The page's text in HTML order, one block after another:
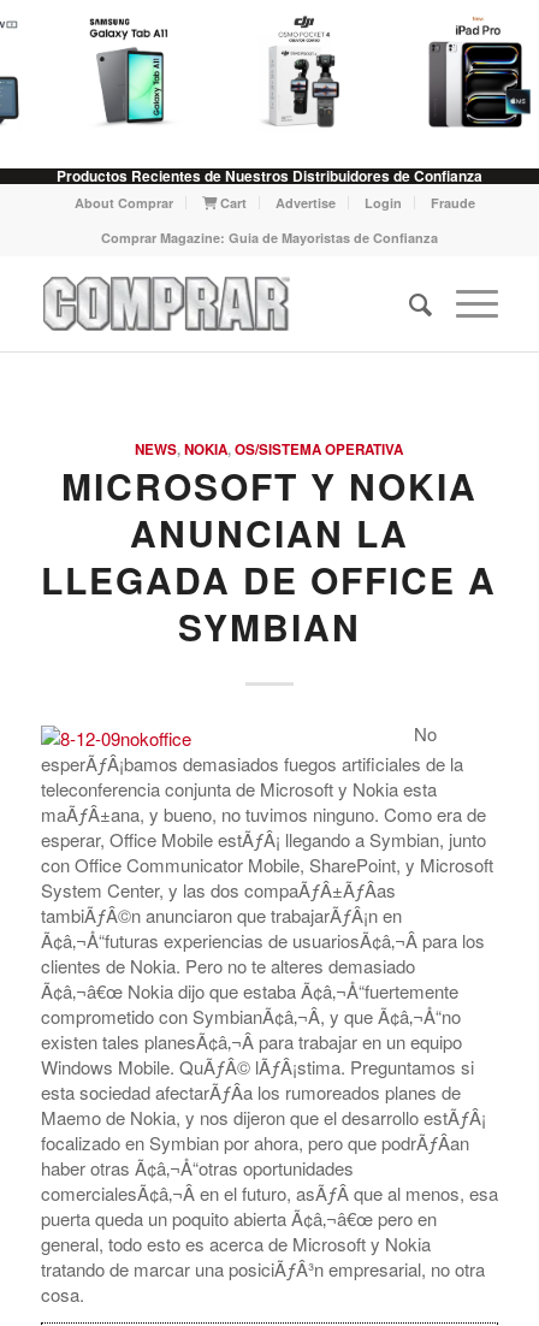
Productos Recientes de Nuestros Distribuidores de Confianza
About Comprar Cart Advertise Login
Fraude
Comprar Magazine: Guia de Mayoristas de Confianza
NEWS,NOKIA,OS/SISTEMA OPERATIVA
MICROSOFT Y NOKIA
ANUNCIAN LA
LLEGADA DE OFFICE A
SYMBIAN
No
esperÃƒÂ¡bamos demasiados fuegos artificiales de la
teleconferencia conjunta de Microsoft y Nokia esta
maÃƒÂ±ana, y bueno, no tuvimos ninguno. Como era de
esperar, Office Mobile estÃƒÂ¡ llegando a Symbian, junto
con Office Communicator Mobile, SharePoint, y Microsoft
System Center, y las dos compaÃƒÂ±ÃƒÂ­as
tambiÃƒÂ©n anunciaron que trabajarÃƒÂ¡n en
Ã¢â‚¬Å“futuras experiencias de usuariosÃ¢â‚¬Â para los
clientes de Nokia. Pero no te alteres demasiado
Ã¢â‚¬â€œ Nokia dijo que estaba Ã¢â‚¬Å“fuertemente
comprometido con SymbianÃ¢â‚¬Â, y que Ã¢â‚¬Å“no
existen tales planesÃ¢â‚¬Â para trabajar en un equipo
Windows Mobile. QuÃƒÂ© lÃƒÂ¡stima. Preguntamos si
esta sociedad afectarÃƒÂ­a los rumoreados planes de
Maemo de Nokia, y nos dijeron que el desarrollo estÃƒÂ¡
focalizado en Symbian por ahora, pero que podrÃƒÂ­an
haber otras Ã¢â‚¬Å“otras oportunidades
comercialesÃ¢â‚¬Â en el futuro, asÃƒÂ­ que al menos, esa
puerta queda un poquito abierta Ã¢â‚¬â€œ pero en
general, todo esto es acerca de Microsoft y Nokia
tratando de marcar una posiciÃƒÂ³n empresarial, no otra
cosa.